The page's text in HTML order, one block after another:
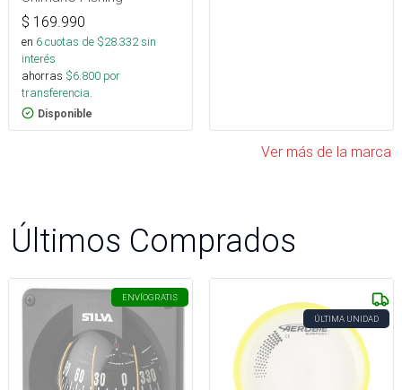
$ 169.990
en 6cuotas de $28.332sin
interés
ahorras $6.800 por
transferencia.
Disponible
Ver más de la marca
Últimos Comprados
ENVÍOGRATIS
ÚLTIMA UNIDAD